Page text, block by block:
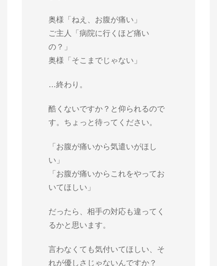
奥様「ねえ、お腹が痛い」
ご主人「病院に行くほど痛い
の？」
奥様「そこまでじゃない」
…終わり。
酷くないですか？と仰られるので
す。ちょっと待ってください。
「お腹が痛いから気遣いがほし
い」
「お腹が痛いからこれをやってお
いてほしい」
だったら、相手の対応も違ってく
るかと思います。
言わなくても気付いてほしい、そ
れが優しさじゃないんですか？